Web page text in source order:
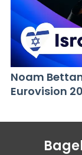
Noam
Eurovision